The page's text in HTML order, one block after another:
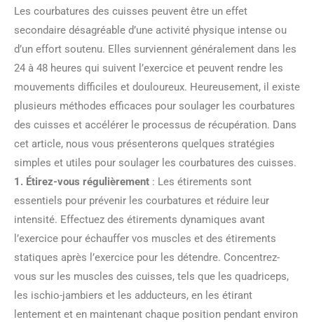
Les courbatures des cuisses peuvent être un effet
secondaire désagréable d’une activité physique intense ou
d’un effort soutenu. Elles surviennent généralement dans les
24 à 48 heures qui suivent l’exercice et peuvent rendre les
mouvements difficiles et douloureux. Heureusement, il existe
plusieurs méthodes efficaces pour soulager les courbatures
des cuisses et accélérer le processus de récupération. Dans
cet article, nous vous présenterons quelques stratégies
simples et utiles pour soulager les courbatures des cuisses.
1. Étirez-vous régulièrement : Les étirements sont
essentiels pour prévenir les courbatures et réduire leur
intensité. Effectuez des étirements dynamiques avant
l’exercice pour échauffer vos muscles et des étirements
statiques après l’exercice pour les détendre. Concentrez-
vous sur les muscles des cuisses, tels que les quadriceps,
les ischio-jambiers et les adducteurs, en les étirant
lentement et en maintenant chaque position pendant environ